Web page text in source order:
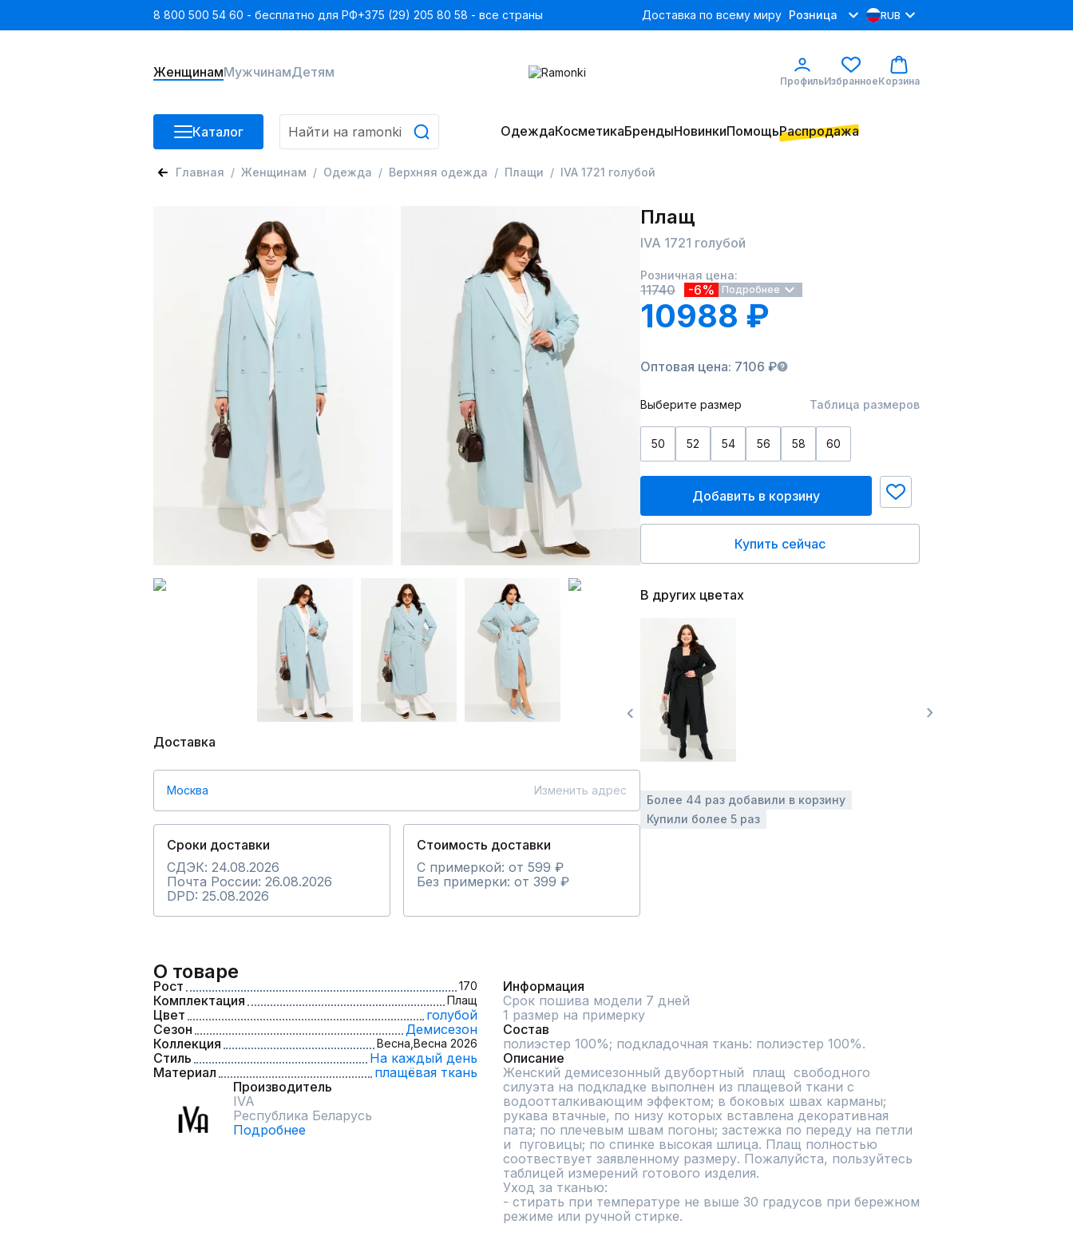
8 800 500 54 60 - бесплатно для РФ+375 (29) 205 80 58 - все страны Доставка по всему миру Розница RUB
ЖенщинамМужчинамДетям
ПрофильИзбранноеКорзина
Каталог ОдеждаКосметикаБрендыНовинкиПомощьРаспродажа
Главная Женщинам Одежда Верхняя одежда Плащи IVA 1721 голубой
Доставка
Москва Изменить адрес
Сроки доставки
СДЭК: 24.08.2026
Почта России: 26.08.2026
DPD: 25.08.2026
Стоимость доставки
С примеркой: от 599 ₽
Без примерки: от 399 ₽
Плащ
IVA 1721 голубой
Розничная цена:
11740 -6% Подробнее
10988 ₽
Оптовая цена: 7106 ₽
Выберите размер Таблица размеров
50 52 54 56 58 60
Добавить в корзину
Купить сейчас
В других цветах
Более 44 раз добавили в корзину
Купили более 5 раз
О товаре
Рост 170
Комплектация Плащ
Цвет
голубой
Сезон
Демисезон
Коллекция
Весна, Весна 2026
Стиль
На каждый день
Материал
плащёвая ткань
Производитель
IVA
Республика Беларусь
Подробнее
Информация
Срок пошива модели 7 дней
1 размер на примерку
Состав
полиэстер 100%; подкладочная ткань: полиэстер 100%.
Описание
Женский демисезонный двубортный  плащ  свободного
силуэта на подкладке выполнен из плащевой ткани с
водоотталкивающим эффектом; в боковых швах карманы;
рукава втачные, по низу которых вставлена декоративная
пата; по плечевым швам погоны; застежка по переду на петли
и  пуговицы; по спинке высокая шлица. Плащ полностью
соотвествует заявленному размеру. Пожалуйста, пользуйтесь
таблицей измерений готового изделия.
Уход за тканью:
- стирать при температуре не выше 30 градусов при бережном
режиме или ручной стирке.